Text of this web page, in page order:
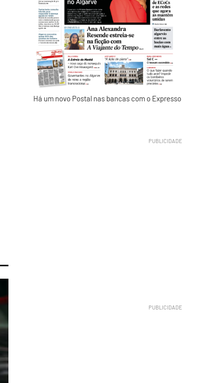
Há um novo Postal nas bancas com o Expresso